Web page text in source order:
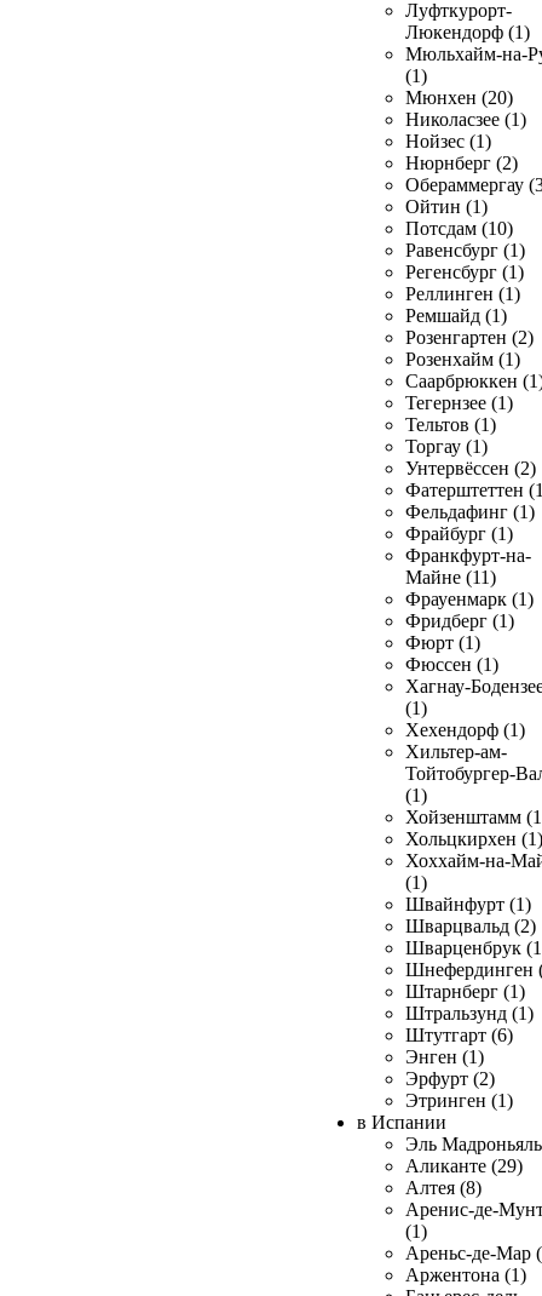
Луфткурорт-
Люкендорф (1)
Мюльхайм-на-
(1)
Мюнхен (20)
Николасзее (1)
Нойзес (1)
Нюрнберг (2)
Обераммергау
Ойтин (1)
Потсдам (10)
Равенсбург (1)
Регенсбург (1)
Реллинген (1)
Ремшайд (1)
Розенгартен (2)
Розенхайм (1)
Саарбрюккен
Тегернзее (1)
Тельтов (1)
Торгау (1)
Унтервёссен (2)
Фатерштеттен
Фельдафинг (1)
Фрайбург (1)
Франкфурт-на-
Майне (11)
Фрауенмарк (1)
Фридберг (1)
Фюрт (1)
Фюссен (1)
Хагнау-
(1)
Хехендорф (1)
Хильтер-ам-
Тойтобургер-
(1)
Хойзенштамм
Хольцкирхен (1)
Хоххайм-на-
(1)
Швайнфурт (1)
Шварцвальд (2)
Шварценбрук
Шнефердинген
Штарнберг (1)
Штральзунд (1)
Штутгарт (6)
Энген (1)
Эрфурт (2)
Этринген (1)
в Испании
Эль
Аликанте (29)
Алтея (8)
Аренис-де-
(1)
Ареньс-де-Мар
Аржентона (1)